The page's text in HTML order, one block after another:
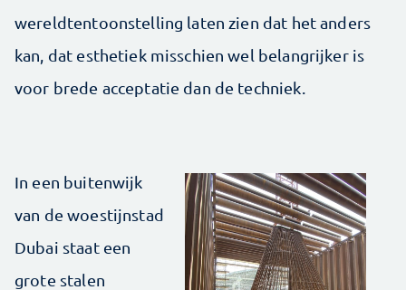
wereldtentoonstelling laten zien dat het anders
kan, dat esthetiek misschien wel belangrijker is
voor brede acceptatie dan de techniek.
In een buitenwijk
van de woestijnstad
Dubai staat een
grote stalen